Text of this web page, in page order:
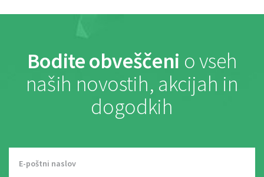
Bodite obveščeni o vseh
naših novostih, akcijah in
dogodkih